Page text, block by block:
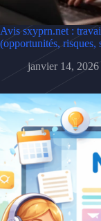
Avis sxyprn.net :
(opportunités, risques,
janvier 14, 2026